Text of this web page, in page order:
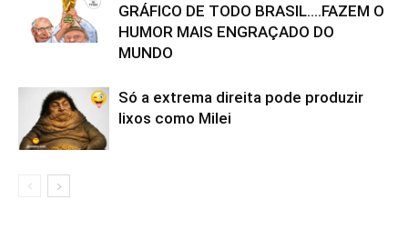
GRÁFICO DE TODO BRASIL….FAZEM O
HUMOR MAIS ENGRAÇADO DO
MUNDO
Só a extrema direita pode produzir
lixos como Milei